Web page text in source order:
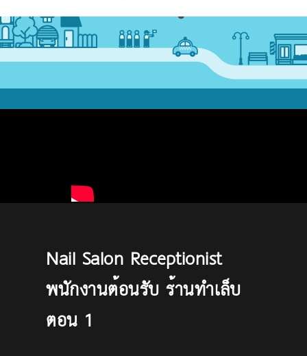
Nail Salon Receptionist
พนักงานต้อนรับ ร้านทำเล็บ
ตอน 1